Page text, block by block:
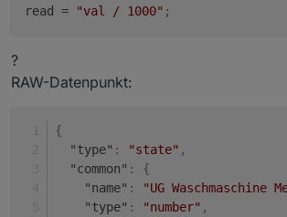
read
= "val / 1000" ;
?
RAW-Datenpunkt:
{
"type" : "state" ,
"common" :
{
"name" :
"UG Waschmaschine
"type" : "number" ,